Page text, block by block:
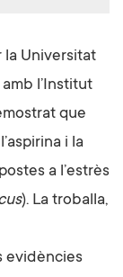
la Universitat
l’Institut
que
i la
a l’estrès
). La troballa,
evidències